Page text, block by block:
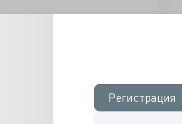
Регистрация
Регистрация